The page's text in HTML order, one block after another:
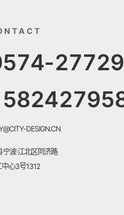
DESIGN.CN
宁波·江北区同济路
中心3号1312